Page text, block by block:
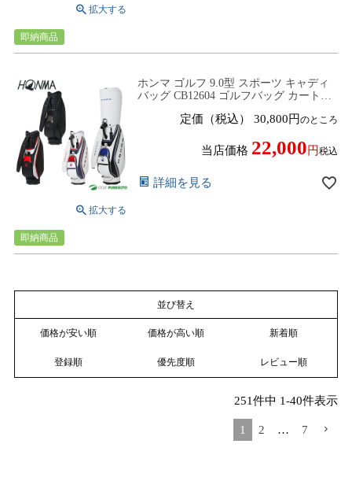
即納商品
ホンマ ゴルフ 9.0型 スポーツ キャディ
バッグ CB12604 ゴルフバッグ カートタ
モデル HONMA GOLF
定価（税込） 30,800 のところ
当店価格 22,000 税込
詳細を見る
即納商品
並び替え
価格が安い順 価格が高い順 新着順
登録順 優先度順 レビュー順
251件中 1-40件表示
1 2 … 7